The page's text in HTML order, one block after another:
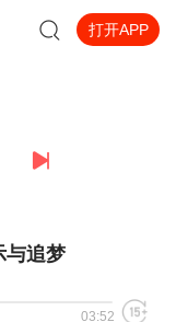
打开APP
与追梦
03:52